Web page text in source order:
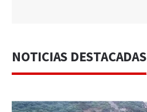
NOTICIAS DESTACADAS